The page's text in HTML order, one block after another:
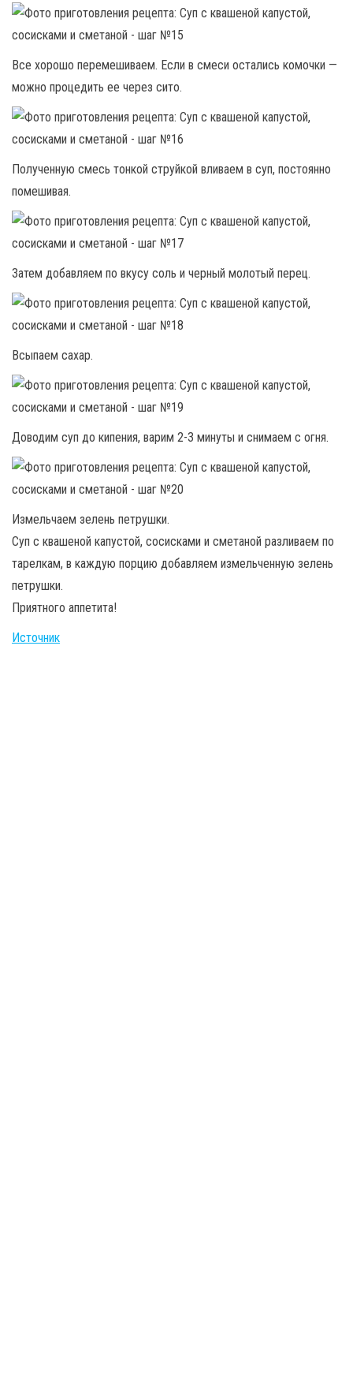
Все хорошо перемешиваем. Если в смеси остались комочки —
можно процедить ее через сито.
Полученную смесь тонкой струйкой вливаем в суп, постоянно
помешивая.
Затем добавляем по вкусу соль и черный молотый перец.
Всыпаем сахар.
Доводим суп до кипения, варим 2-3 минуты и снимаем с огня.
Измельчаем зелень петрушки.
Суп с квашеной капустой, сосисками и сметаной разливаем по
тарелкам, в каждую порцию добавляем измельченную зелень
петрушки.
Приятного аппетита!
Источник